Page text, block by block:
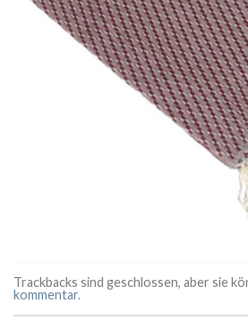
Trackbacks sind geschlossen, aber sie
kommentar.